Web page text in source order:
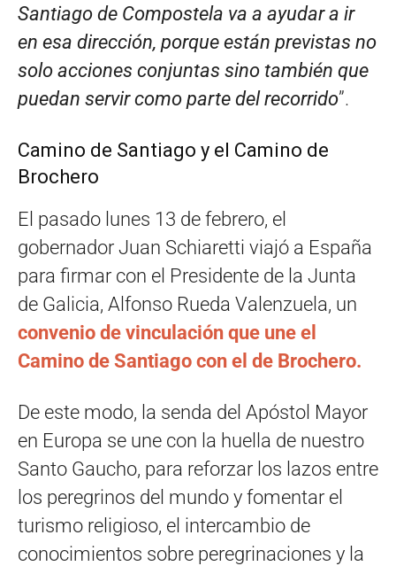
Santiago de Compostela va a ayudar a ir
en esa dirección, porque están previstas no
solo acciones conjuntas sino también que
puedan servir como parte del recorrido”.
Camino de Santiago y el Camino de
Brochero
El pasado lunes 13 de febrero, el
gobernador Juan Schiaretti viajó a España
para firmar con el Presidente de la Junta
de Galicia, Alfonso Rueda Valenzuela, un
convenio de vinculación que une el
Camino de Santiago con el de Brochero.
De este modo, la senda del Apóstol Mayor
en Europa se une con la huella de nuestro
Santo Gaucho, para reforzar los lazos entre
los peregrinos del mundo y fomentar el
turismo religioso, el intercambio de
conocimientos sobre peregrinaciones y la